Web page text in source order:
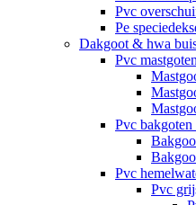
Pvc
Pe
Dakgoot & hwa
Pvc
Pvc
Pvc
Pvc